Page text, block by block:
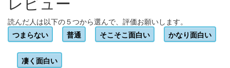
読んだ人は以下の５つから選んで、評価お願いします。
つまらない
普通 そこそこ面白い かなり面白い
凄く面白い